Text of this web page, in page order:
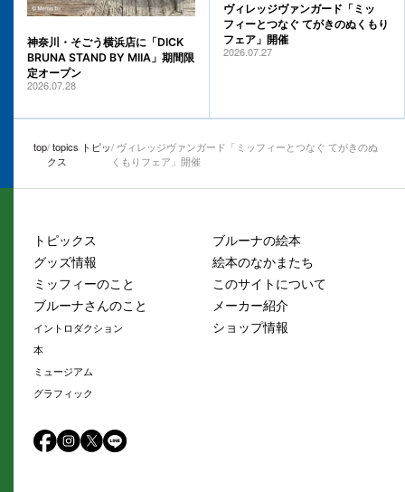
神奈川・そごう横浜店に「DICK
BRUNA STAND BY MIIA」期間限
定オープン
2026.07.28
ヴィレッジヴァンガード「ミッ
フィーとつなぐ てがきのぬくもり
フェア」開催
2026.07.27
top topics トピッ
クス
ヴィレッジヴァンガード「ミッフィーとつなぐ てがきのぬ
くもりフェア」開催
トピックス
グッズ情報
ミッフィーのこと
ブルーナさんのこと
イントロダクション
本
ミュージアム
グラフィック
ブルーナの絵本
絵本のなかまたち
このサイトについて
メーカー紹介
ショップ情報